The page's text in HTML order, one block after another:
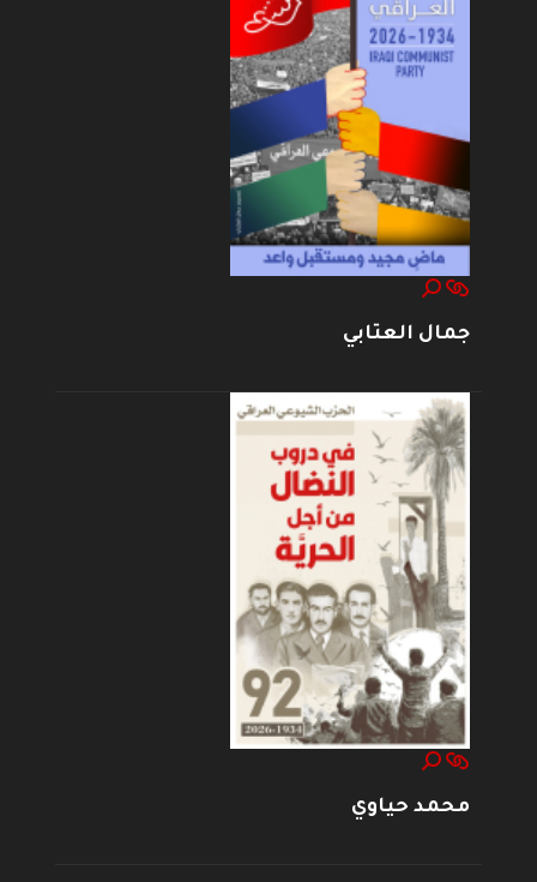
جمال العتابي
محمد حياوي